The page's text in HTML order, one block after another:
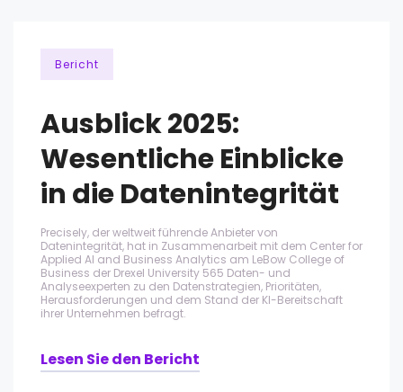
Bericht
Ausblick 2025:
Wesentliche Einblicke
in die Datenintegrität
Precisely, der weltweit führende Anbieter von
Datenintegrität, hat in Zusammenarbeit mit dem Center for
Applied AI and Business Analytics am LeBow College of
Business der Drexel University 565 Daten- und
Analyseexperten zu den Datenstrategien, Prioritäten,
Herausforderungen und dem Stand der KI-Bereitschaft
ihrer Unternehmen befragt.
Lesen Sie den Bericht